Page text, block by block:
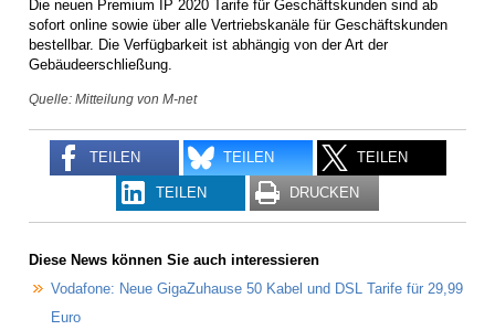
Die neuen Premium IP 2020 Tarife für Geschäftskunden sind ab
sofort online sowie über alle Vertriebskanäle für Geschäftskunden
bestellbar. Die Verfügbarkeit ist abhängig von der Art der
Gebäudeerschließung.
Quelle: Mitteilung von M-net
TEILEN TEILEN TEILEN
TEILEN DRUCKEN
Diese News können Sie auch interessieren
Vodafone: Neue GigaZuhause 50 Kabel und DSL Tarife für 29,99
Euro